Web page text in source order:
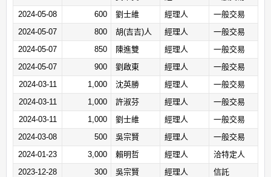
2024-05-08
600 劉士維 經理人
一般交易
2024-05-07
800 胡(吉吉)人 經理人
一般交易
2024-05-07
850 陳進雙 經理人
一般交易
2024-05-07
900 劉啟東 經理人
一般交易
2024-03-11
1,000 沈英勝 經理人
一般交易
2024-03-11
1,000 許淑芬 經理人
一般交易
2024-03-11
1,000 劉士維 經理人
一般交易
2024-03-08
500 吳宗賢 經理人
一般交易
2024-01-23
3,000 賴明哲 經理人
洽特定人
2023-12-28
300 吳宗賢 經理人
信託